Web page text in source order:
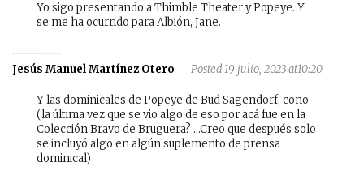
Yo sigo presentando a Thimble Theater y Popeye. Y
se me ha ocurrido para Albión, Jane.
Jesús Manuel Martínez Otero Posted 19 julio, 2023 at10:20
Y las dominicales de Popeye de Bud Sagendorf, coño
(la última vez que se vio algo de eso por acá fue en la
Colección Bravo de Bruguera? …Creo que después solo
se incluyó algo en algún suplemento de prensa
dominical)